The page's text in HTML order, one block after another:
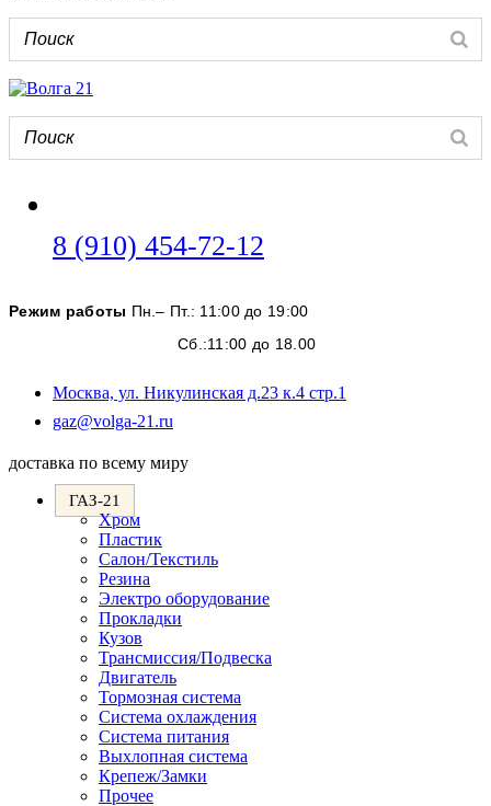
8 (910) 454-72-12
вашем
приложении
Режим работы Пн.– Пт.: 11:00 до 19:00
Сб.:11:00 до 18.00
Москва, ул. Никулинская д.23 к.4 стр.1
gaz@volga-21.ru
вашем
доставка по всему миру
ГАЗ-21
Хром
Пластик
Салон/Текстиль
Резина
Электро оборудование
Прокладки
Кузов
Трансмиссия/Подвеска
Двигатель
Тормозная система
Система охлаждения
Система питания
Выхлопная система
Крепеж/Замки
Прочее